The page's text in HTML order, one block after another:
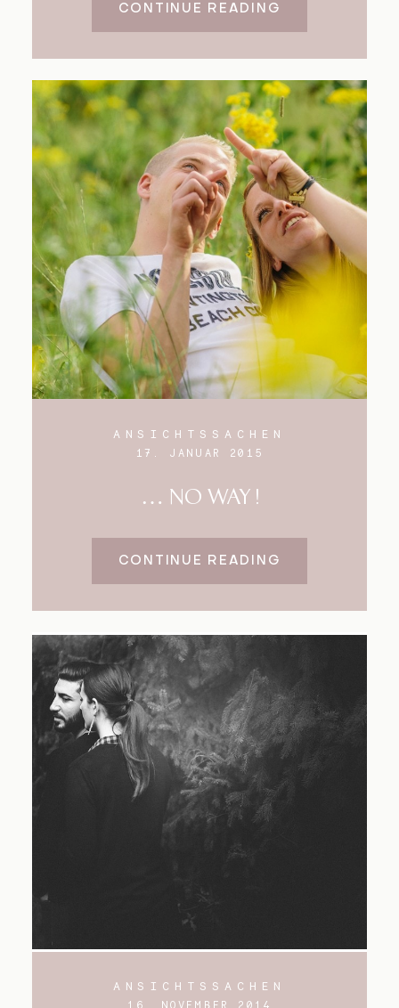
CONTINUE READING
ANSICHTSSACHEN
17. JANUAR 2015
… NO WAY !
CONTINUE READING
ANSICHTSSACHEN
16. NOVEMBER 2014